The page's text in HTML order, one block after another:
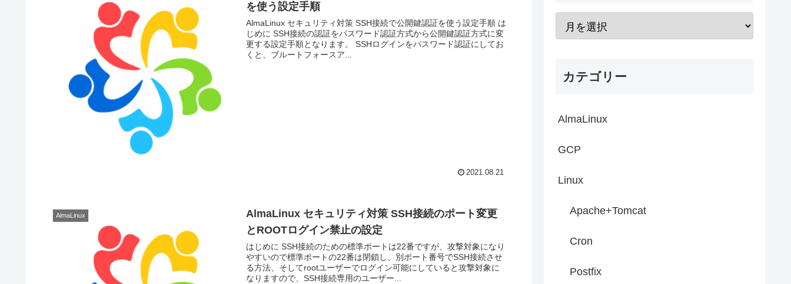
を使う設定手順
AlmaLinux セキュリティ対策 SSH接続で公開鍵認証を使う設定手順 は
じめに SSH接続の認証をパスワード認証方式から公開鍵認証方式に変
更する設定手順となります。 SSHログインをパスワード認証にしてお
くと、ブルートフォースア...
2021.08.21
AlmaLinux
AlmaLinux セキュリティ対策 SSH接続のポート変更
とROOTログイン禁止の設定
はじめに SSH接続のための標準ポートは22番ですが、攻撃対象になり
やすいので標準ポートの22番は閉鎖し、別ポート番号でSSH接続させ
る方法、そしてrootユーザーでログイン可能にしていると攻撃対象に
なりますので、SSH接続専用のユーザー...
カテゴリー
AlmaLinux
GCP
Linux
Apache+Tomcat
Cron
Postfix